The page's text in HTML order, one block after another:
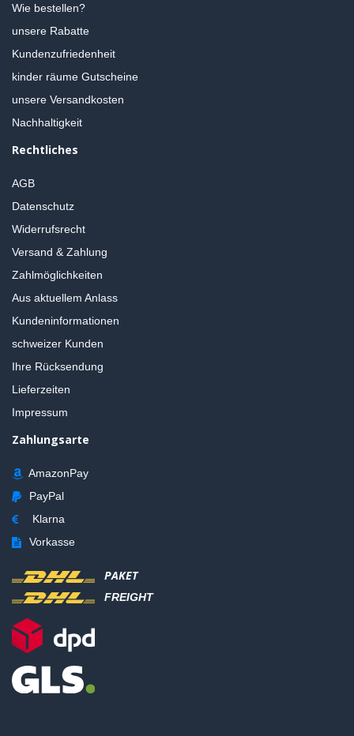
Wie bestellen?
unsere Rabatte
Kundenzufriedenheit
kinder räume Gutscheine
unsere Versandkosten
Nachhaltigkeit
Rechtliches
AGB
Datenschutz
Widerrufsrecht
Versand & Zahlung
Zahlmöglichkeiten
Aus aktuellem Anlass
Kundeninformationen
schweizer Kunden
Ihre Rücksendung
Lieferzeiten
Impressum
Zahlungsarte
AmazonPay
PayPal
Klarna
Vorkasse
PAKET
FREIGHT